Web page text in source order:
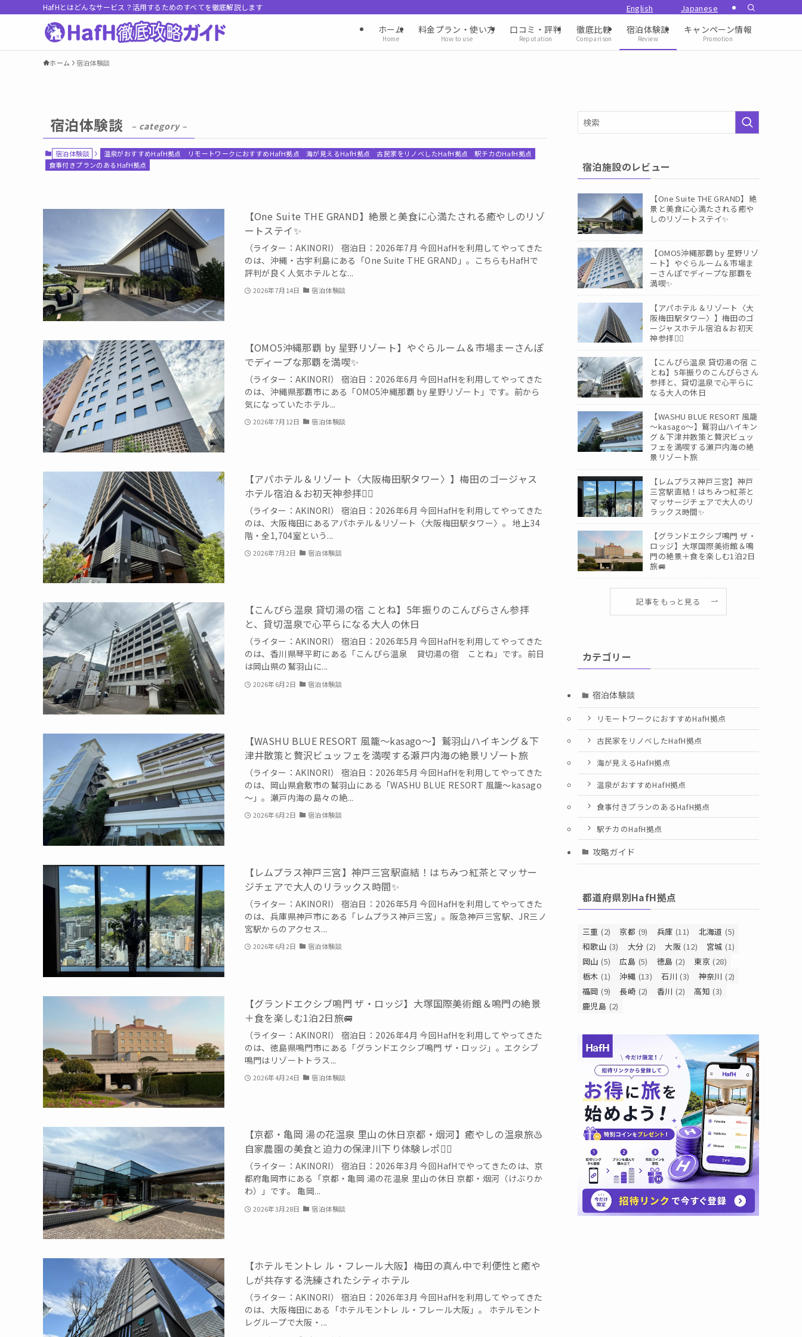
HafHとはどんなサービス？活用するためのすべてを徹底解説します
ホーム
Home
料金プラン・使い方
How to use
口コミ・評判
Reputation
徹底比較
Comparison
宿泊体験談
Review
キャンペーン情報
Promotion
ホーム 宿泊体験談
宿泊体験談 – category –
宿泊体験談 温泉がおすすめHafH拠点 リモートワークにおすすめHafH拠点 海が見えるHafH拠点 古民家をリノベしたHafH拠点
駅チカのHafH拠点
食事付きプランのあるHafH拠点
【One Suite THE GRAND】絶景と美食に心満たされる癒やしのリゾ
ートステイ✨️
（ライター：AKINORI） 宿泊日：2026年7月 今回HafHを利用してやってきた
のは、沖縄・古宇利島にある「One Suite THE GRAND」。こちらもHafHで
評判が良く人気ホテルとな...
2026年7月14日 宿泊体験談
【OMO5沖縄那覇 by 星野リゾート】やぐらルーム＆市場まーさんぽ
でディープな那覇を満喫✨
（ライター：AKINORI） 宿泊日：2026年6月 今回HafHを利用してやってきた
のは、沖縄県那覇市にある「OMO5沖縄那覇 by 星野リゾート」です。前から
気になっていたホテル...
2026年7月12日 宿泊体験談
【アパホテル＆リゾート〈大阪梅田駅タワー〉】梅田のゴージャス
ホテル宿泊＆お初天神参拝🚶‍♀️
（ライター：AKINORI） 宿泊日：2026年6月 今回HafHを利用してやってきた
のは、大阪梅田にあるアパホテル＆リゾート〈大阪梅田駅タワー〉。 地上34
階・全1,704室という...
2026年7月2日 宿泊体験談
【こんぴら温泉 貸切湯の宿 ことね】5年振りのこんぴらさん参拝
と、貸切温泉で心平らになる大人の休日
（ライター：AKINORI） 宿泊日：2026年5月 今回HafHを利用してやってきた
のは、香川県琴平町にある「こんぴら温泉 貸切湯の宿 ことね」です。前日
は岡山県の鷲羽山に...
2026年6月2日 宿泊体験談
【WASHU BLUE RESORT 風籠～kasago～】鷲羽山ハイキング＆下
津井散策と贅沢ビュッフェを満喫する瀬戸内海の絶景リゾート旅
（ライター：AKINORI） 宿泊日：2026年5月 今回HafHを利用してやってきた
のは、岡山県倉敷市の鷲羽山にある「WASHU BLUE RESORT 風籠～kasago
～」。瀬戸内海の島々の絶...
2026年6月2日 宿泊体験談
【レムプラス神戸三宮】神戸三宮駅直結！はちみつ紅茶とマッサー
ジチェアで大人のリラックス時間✨
（ライター：AKINORI） 宿泊日：2026年5月 今回HafHを利用してやってきた
のは、兵庫県神戸市にある「レムプラス神戸三宮」。阪急神戸三宮駅、JR三ノ
宮駅からのアクセス...
2026年6月2日 宿泊体験談
【グランドエクシブ鳴門 ザ・ロッジ】大塚国際美術館＆鳴門の絶景
＋食を楽しむ1泊2日旅🚐
（ライター：AKINORI） 宿泊日：2026年4月 今回HafHを利用してやってきた
のは、徳島県鳴門市にある「グランドエクシブ鳴門 ザ・ロッジ」。エクシブ
鳴門はリゾートトラス...
2026年4月24日 宿泊体験談
【京都・亀岡 湯の花温泉 里山の休日京都・烟河】癒やしの温泉旅♨️
自家農園の美食と迫力の保津川下り体験レポ🚣‍♂️
（ライター：AKINORI） 宿泊日：2026年3月 今回HafHでやってきたのは、京
都府亀岡市にある「京都・亀岡 湯の花温泉 里山の休日 京都・烟河（けぶりか
わ）」です。 亀岡...
2026年3月28日 宿泊体験談
【ホテルモントレ ル・フレール大阪】梅田の真ん中で利便性と癒や
しが共存する洗練されたシティホテル
（ライター：AKINORI） 宿泊日：2026年3月 今回HafHを利用してやってきた
のは、大阪梅田にある「ホテルモントレ ル・フレール大阪」。 ホテルモント
レグループで大阪・...
宿泊施設のレビュー
【One Suite THE GRAND】絶
景と美食に心満たされる癒や
しのリゾートステイ✨️
【OMO5沖縄那覇 by 星野リゾ
ート】やぐらルーム＆市場ま
ーさんぽでディープな那覇を
満喫✨
【アパホテル＆リゾート〈大
阪梅田駅タワー〉】梅田のゴ
ージャスホテル宿泊＆お初天
神参拝🚶‍♀️
【こんぴら温泉 貸切湯の宿 こ
とね】5年振りのこんぴらさん
参拝と、貸切温泉で心平らに
なる大人の休日
【WASHU BLUE RESORT 風籠
～kasago～】鷲羽山ハイキン
グ＆下津井散策と贅沢ビュッ
フェを満喫する瀬戸内海の絶
景リゾート旅
【レムプラス神戸三宮】神戸
三宮駅直結！はちみつ紅茶と
マッサージチェアで大人のリ
ラックス時間✨
【グランドエクシブ鳴門 ザ・
ロッジ】大塚国際美術館＆鳴
門の絶景＋食を楽しむ1泊2日
旅🚐
記事をもっと見る
カテゴリー
宿泊体験談
リモートワークにおすすめHafH拠点
古民家をリノベしたHafH拠点
海が見えるHafH拠点
温泉がおすすめHafH拠点
食事付きプランのあるHafH拠点
駅チカのHafH拠点
攻略ガイド
都道府県別HafH拠点
三重 (2) 京都 (9) 兵庫 (11) 北海道 (5)
和歌山 (3) 大分 (2) 大阪 (12) 宮城 (1)
岡山 (5) 広島 (5) 徳島 (2) 東京 (28)
栃木 (1) 沖縄 (13) 石川 (3) 神奈川 (2)
福岡 (9) 長崎 (2) 香川 (2) 高知 (3)
鹿児島 (2)